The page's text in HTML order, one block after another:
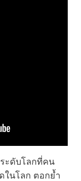
ะดับโลกที่คน
ในโลก ตอกย้ำ